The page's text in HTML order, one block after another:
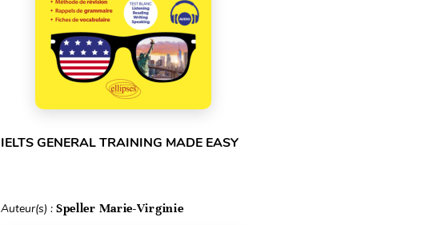
IELTS GENERAL TRAINING MADE EASY
Auteur(s) : Speller Marie-Virginie